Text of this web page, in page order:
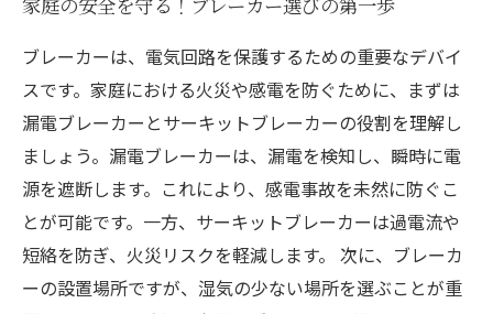
性
プロが教える！おすすめのブレーカー製品
火災や感電を防ごう！安全な暮らしの実現に向
けて
ブレーカーは、電気回路を保護するための重要なデバイ
スです。家庭における火災や感電を防ぐために、まずは
漏電ブレーカーとサーキットブレーカーの役割を理解し
ましょう。漏電ブレーカーは、漏電を検知し、瞬時に電
源を遮断します。これにより、感電事故を未然に防ぐこ
とが可能です。一方、サーキットブレーカーは過電流や
短絡を防ぎ、火災リスクを軽減します。 次に、ブレーカ
ーの設置場所ですが、湿気の少ない場所を選ぶことが重